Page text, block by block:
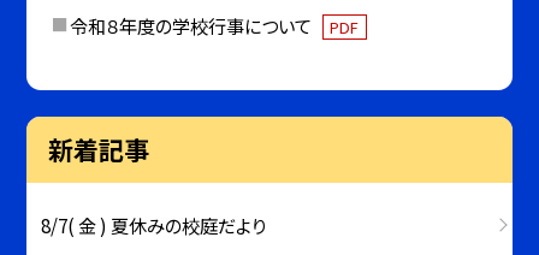
令和８年度の学校行事について PDF
新着記事
8/7( 金 ) 夏休みの校庭だより